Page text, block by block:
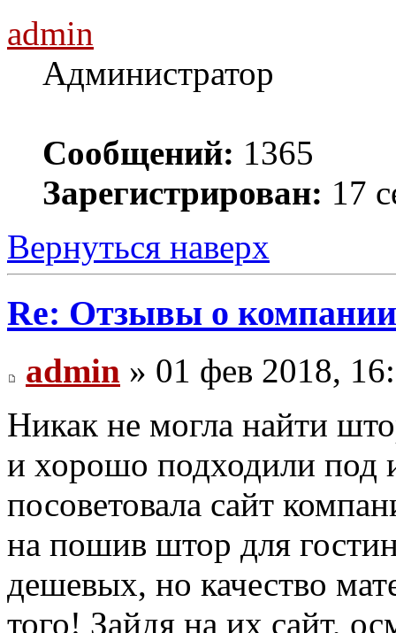
admin
Администратор
Сообщений: 1365
Зарегистрирован: 17
Вернуться наверх
Re: Отзывы о компании
admin » 01 фев 2018,
Никак не могла найти
и хорошо подходили под
посоветовала сайт
на пошив штор для
дешевых, но качество
того! Зайдя на их сайт,